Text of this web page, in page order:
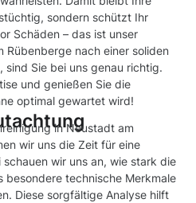
sondern schützt Ihr
Schäden – das ist unser
Rübenberge nach einer soliden
sind Sie bei uns genau richtig.
und genießen Sie die
optimal gewartet wird!
in Neustadt am
wir uns die Zeit für eine
wir uns an, wie stark die
besondere technische Merkmale
Diese sorgfältige Analyse hilft